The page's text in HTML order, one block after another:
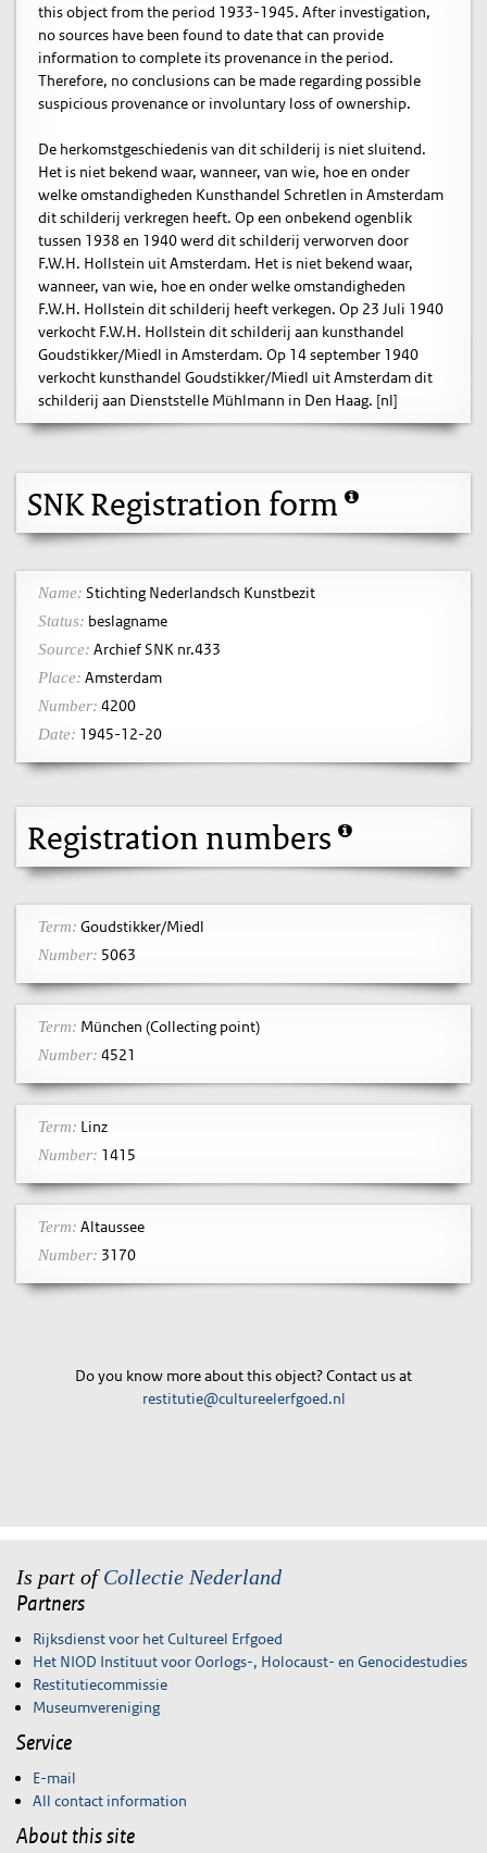
this object from the period 1933-1945. After investigation,
no sources have been found to date that can provide
information to complete its provenance in the period.
Therefore, no conclusions can be made regarding possible
suspicious provenance or involuntary loss of ownership.
De herkomstgeschiedenis van dit schilderij is niet sluitend.
Het is niet bekend waar, wanneer, van wie, hoe en onder
welke omstandigheden Kunsthandel Schretlen in Amsterdam
dit schilderij verkregen heeft. Op een onbekend ogenblik
tussen 1938 en 1940 werd dit schilderij verworven door
F.W.H. Hollstein uit Amsterdam. Het is niet bekend waar,
wanneer, van wie, hoe en onder welke omstandigheden
F.W.H. Hollstein dit schilderij heeft verkegen. Op 23 Juli 1940
verkocht F.W.H. Hollstein dit schilderij aan kunsthandel
Goudstikker/Miedl in Amsterdam. Op 14 september 1940
verkocht kunsthandel Goudstikker/Miedl uit Amsterdam dit
schilderij aan Dienststelle Mühlmann in Den Haag. [nl]
SNK Registration form
Name: Stichting Nederlandsch Kunstbezit
Status: beslagname
Source: Archief SNK nr.433
Place: Amsterdam
Number: 4200
Date: 1945-12-20
Registration numbers
Term: Goudstikker/Miedl
Number: 5063
Term: München (Collecting point)
Number: 4521
Term: Linz
Number: 1415
Term: Altaussee
Number: 3170
Do you know more about this object? Contact us at
restitutie@cultureelerfgoed.nl
Is part ofCollectie Nederland
Partners
Rijksdienst voor het Cultureel Erfgoed
Het NIOD Instituut voor Oorlogs-, Holocaust- en Genocidestudies
Restitutiecommissie
Museumvereniging
Service
E-mail
All contact information
About this site